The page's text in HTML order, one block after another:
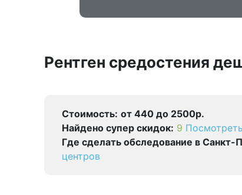
Рентген средостения
Стоимость: от 440 до 2500р.
Найдено cупер скидок: 9 Посмотреть
Где сделать обследование в Санкт-
центров